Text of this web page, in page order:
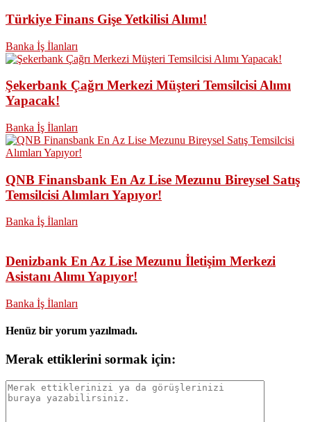
Türkiye Finans Gişe Yetkilisi Alımı!
Banka İş İlanları
Şekerbank Çağrı Merkezi Müşteri Temsilcisi Alımı
Yapacak!
Banka İş İlanları
QNB Finansbank En Az Lise Mezunu Bireysel Satış
Temsilcisi Alımları Yapıyor!
Banka İş İlanları
Denizbank En Az Lise Mezunu İletişim Merkezi
Asistanı Alımı Yapıyor!
Banka İş İlanları
Henüz bir yorum yazılmadı.
Merak ettiklerini sormak için: